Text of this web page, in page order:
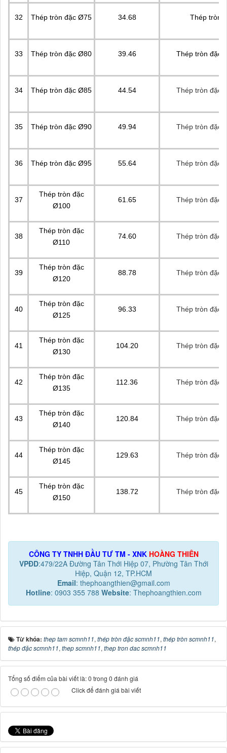
32 Thép tròn đặc Ø75 34.68 Thép tròn
33 Thép tròn đặc Ø80 39.46 Thép tròn đặc,
34 Thép tròn đặc Ø85 44.54 Thép tròn đặc,
35 Thép tròn đặc Ø90 49.94 Thép tròn đặc,
36 Thép tròn đặc Ø95 55.64 Thép tròn đặc,
37
Thép tròn đặc
Ø100
61.65 Thép tròn đặc,
38
Thép tròn đặc
Ø110
74.60 Thép tròn đặc,
39
Thép tròn đặc
Ø120
88.78 Thép tròn đặc,
40
Thép tròn đặc
Ø125
96.33 Thép tròn đặc,
41
Thép tròn đặc
Ø130
104.20 Thép tròn đặc,
42
Thép tròn đặc
Ø135
112.36 Thép tròn đặc,
43
Thép tròn đặc
Ø140
120.84 Thép tròn đặc,
44
Thép tròn đặc
Ø145
129.63 Thép tròn đặc,
45
Thép tròn đặc
Ø150
138.72 Thép tròn đặc,
CÔNG TY TNHH ĐẦU TƯ TM - XNK HOÀNG THIÊN
VPĐD:479/22A Đường Tân Thới Hiệp 07, Phường Tân Thới
Hiệp, Quận 12, TP.HCM
Email: thephoangthien@gmail.com
Hotline: 0903 355 788 Website: Thephoangthien.com
Từ khóa: thep tam scmnh11, thép tròn đặc scmnh11, thép tròn scmnh11,
thép đặc scmnh11, thep scmnh11, thep tron dac scmnh11
Tổng số điểm của bài viết là: 0 trong 0 đánh giá
Click để đánh giá bài viết